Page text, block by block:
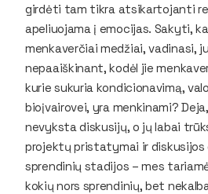
girdėti tam tikra atsikartojanti
apeliuojama į emocijas. Sakyti,
menkaverčiai medžiai, vadinasi,
nepaaiškinant, kodėl jie
kurie sukuria kondicionavimą,
bioįvairovei, yra menkinami?
nevyksta diskusijų, o jų labai
projektų pristatymai ir diskusijos
sprendinių stadijos – mes
kokių nors sprendinių, bet